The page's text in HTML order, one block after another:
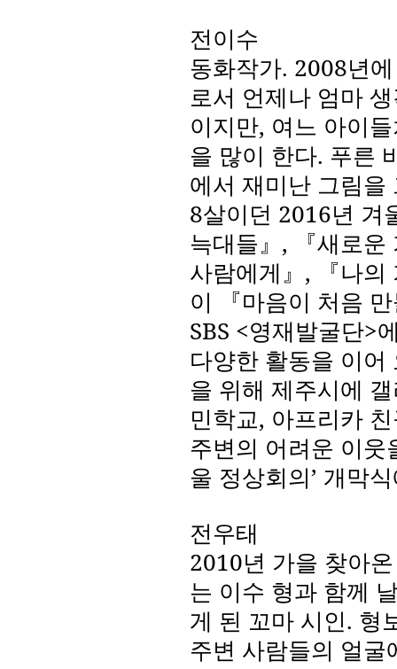
전이수
동화작가. 2008년
로서 언제나 엄마
이지만, 여느 아이
을 많이 한다. 푸른
에서 재미난 그림을
8살이던 2016년 겨
늑대들』 ,
『새로
사람에게』 ,
『나
이 『마음이 처음
SBS <영재발굴단>
다양한 활동을 이어
을 위해 제주시에
민학교, 아프리카
주변의 어려운 이웃
울 정상회의’ 개막
전우태
2010년 가을 찾아
는 이수 형과 함께
게 된 꼬마 시인. 형
주변 사람들의 얼